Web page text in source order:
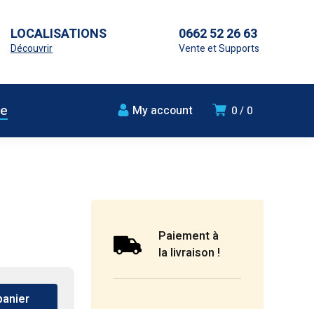
LOCALISATIONS
Découvrir
0662 52 26 63
Vente et Supports
0 0
My account
Paiement à
la livraison !